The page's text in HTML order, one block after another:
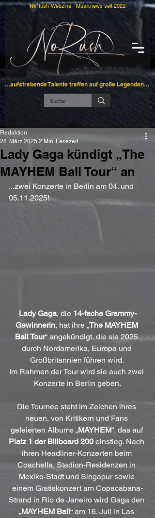
…aufstrebende Talente treffen auf große Legenden…
NoRush-Webzine - Musiknews seit 2022
Lady Gaga kündigt „The
MAYHEM Ball Tour“ an
Redaktion
28. März 2025 2 Min. Lesezeit
...zwei Konzerte in Berlin am 04. und
05.11.2025!
Lady Gaga, die 14-fache Grammy-
Gewinnerin, hat ihre „The MAYHEM
Ball Tour“ angekündigt, die sie 2025
durch Nordamerika, Europa und
Großbritannien führen wird.
Im Rahmen der Tour wird sie auch zwei
Konzerte in Berlin geben.
Die Tournee steht im Zeichen ihres
neuen, von Kritikern und Fans
gefeierten Albums „MAYHEM“, das auf
Platz 1 der Billboard 200 einstieg. Nach
ihren Headliner-Konzerten beim
Coachella, Stadion-Residenzen in
Mexiko-Stadt und Singapur sowie
einem Gratiskonzert am Copacabana-
Strand in Rio de Janeiro wird Gaga den
„MAYHEM Ball“ am 16. Juli in Las